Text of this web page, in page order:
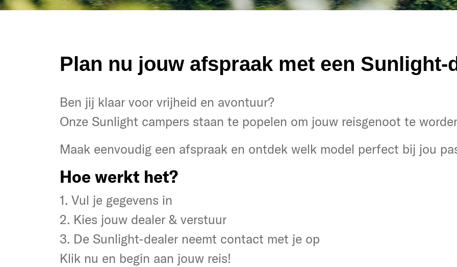
Plan nu jouw afspraak met een Sunlight-
Heb je zin in vrijheid en avontuur?
Ook in onze SUNLIGHT reisgenoten!
Klik om een afspraak te maken en ontdek het model dat bij je past!
Zo simpel is het:
1. Gegevens invoeren
2. Dealer selecteren & versturen
3. Jouw Sunlight-dealer neemt contact met je op!
Ben jij klaar voor vrijheid en avontuur?
Onze Sunlight campers staan te popelen om jouw reisgenoot te
Maak eenvoudig een afspraak en ontdek welk model perfect bij jou
Hoe werkt het?
1. Vul je gegevens in
2. Kies jouw dealer & verstuur
3. De Sunlight-dealer neemt contact met je op
Klik nu en begin aan jouw reis!